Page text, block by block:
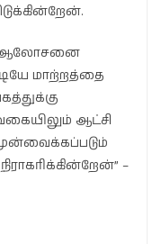
ஆலோசனை
மாற்றத்தை
ஆட்சி
–